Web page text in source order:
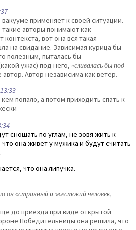
применяет к своей ситуации.
авторы понимают как
контекста, вот она вся такая
на свидание. Зависимая курица бы
полезным, пыталась бы
ужас) под него, «сливалась бы под
автор. Автор независима как ветер.
попало, а потом приходить спать к
сношать по углам, не зовя жить к
она живет у мужика и будут считать
что она липучка.
он «странный и жестокий человек,
до приезда при виде открытой
Победительницы она решила, что